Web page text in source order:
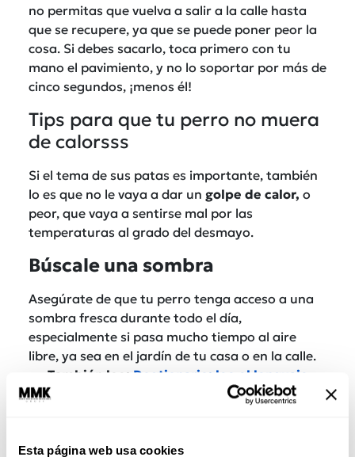
Esta página web usa cookies
no permitas que vuelva a salir a la calle hasta
que se recupere, ya que se puede poner peor la
cosa. Si debes sacarlo, toca primero con tu
mano el pavimiento, y no lo soportar por más de
cinco segundos, ¡menos él!
Tips para que tu perro no muera
de calorsss
Si el tema de sus patas es importante, también
lo es que no le vaya a dar un golpe de calor, o
peor, que vaya a sentirse mal por las
temperaturas al grado del desmayo.
Búscale una sombra
Asegúrate de que tu perro tenga acceso a una
sombra fresca durante todo el día,
especialmente si pasa mucho tiempo al aire
libre, ya sea en el jardín de tu casa o en la calle.
También lee: Dogtionario: lee el lenguaje
corporal de tu perro